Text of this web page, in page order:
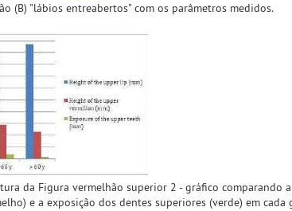
(B) "lábios entreabertos" com os parâmetros medidos.
da Figura vermelhão superior 2 - gráfico comparando
e a exposição dos dentes superiores (verde) em cada